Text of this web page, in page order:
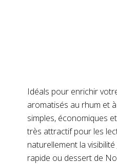
Idéals pour enrichir
aromatisés au rhum et
simples, économiques
très attractif pour les
naturellement la
rapide ou dessert de